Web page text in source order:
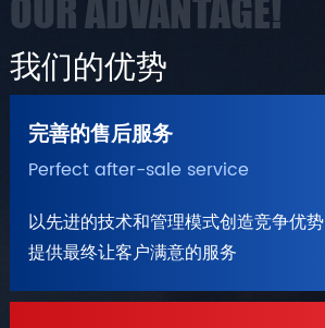
OUR ADVANTAGE!
我们的优势
完善的售后服务
Perfect after-sale service
以先进的技术和管理模式创造竞争优势
提供最终让客户满意的服务